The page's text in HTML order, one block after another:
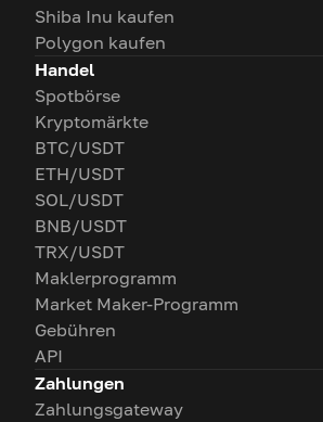
Shiba Inu kaufen
Polygon kaufen
Handel
Spotbörse
Kryptomärkte
BTC/USDT
ETH/USDT
SOL/USDT
BNB/USDT
TRX/USDT
Maklerprogramm
Market Maker-Programm
Gebühren
API
Zahlungen
Zahlungsgateway